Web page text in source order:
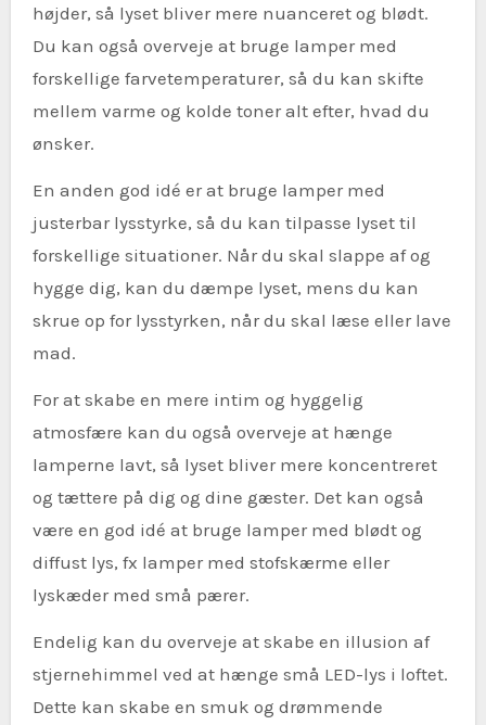
højder, så lyset bliver mere nuanceret og blødt.
Du kan også overveje at bruge lamper med
forskellige farvetemperaturer, så du kan skifte
mellem varme og kolde toner alt efter, hvad du
ønsker.
En anden god idé er at bruge lamper med
justerbar lysstyrke, så du kan tilpasse lyset til
forskellige situationer. Når du skal slappe af og
hygge dig, kan du dæmpe lyset, mens du kan
skrue op for lysstyrken, når du skal læse eller lave
mad.
For at skabe en mere intim og hyggelig
atmosfære kan du også overveje at hænge
lamperne lavt, så lyset bliver mere koncentreret
og tættere på dig og dine gæster. Det kan også
være en god idé at bruge lamper med blødt og
diffust lys, fx lamper med stofskærme eller
lyskæder med små pærer.
Endelig kan du overveje at skabe en illusion af
stjernehimmel ved at hænge små LED-lys i loftet.
Dette kan skabe en smuk og drømmende